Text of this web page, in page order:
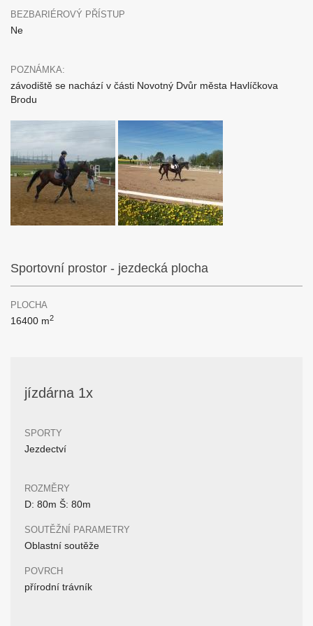
BEZBARIÉROVÝ PŘÍSTUP
Ne
POZNÁMKA:
závodiště se nachází v části Novotný Dvůr města Havlíčkova
Brodu
Sportovní prostor - jezdecká plocha
PLOCHA
16400 m2
jízdárna 1x
SPORTY
Jezdectví
ROZMĚRY
D: 80m Š: 80m
SOUTĚŽNÍ PARAMETRY
Oblastní soutěže
POVRCH
přírodní trávník